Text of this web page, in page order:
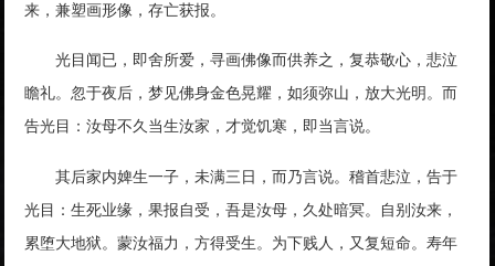
来，兼塑画形像，存亡获报。
光目闻已，即舍所爱，寻画佛像而供养之，复恭敬心，悲泣
瞻礼。忽于夜后，梦见佛身金色晃耀，如须弥山，放大光明。而
告光目：汝母不久当生汝家，才觉饥寒，即当言说。
其后家内婢生一子，未满三日，而乃言说。稽首悲泣，告于
光目：生死业缘，果报自受，吾是汝母，久处暗冥。自别汝来，
累堕大地狱。蒙汝福力，方得受生。为下贱人，又复短命。寿年